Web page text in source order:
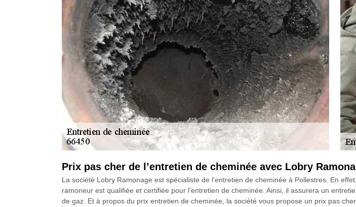
Prix pas cher de l’entretien de cheminée avec Lobry
La société Lobry Ramonage est spécialiste de l’entretien de cheminée à Pollestres. En
ramoneur est qualifiée et certifiée pour l’entretien de cheminée. Ainsi, il assurera un
de gaz. Et à propos du prix entretien de cheminée, la société vous propose un prix pas